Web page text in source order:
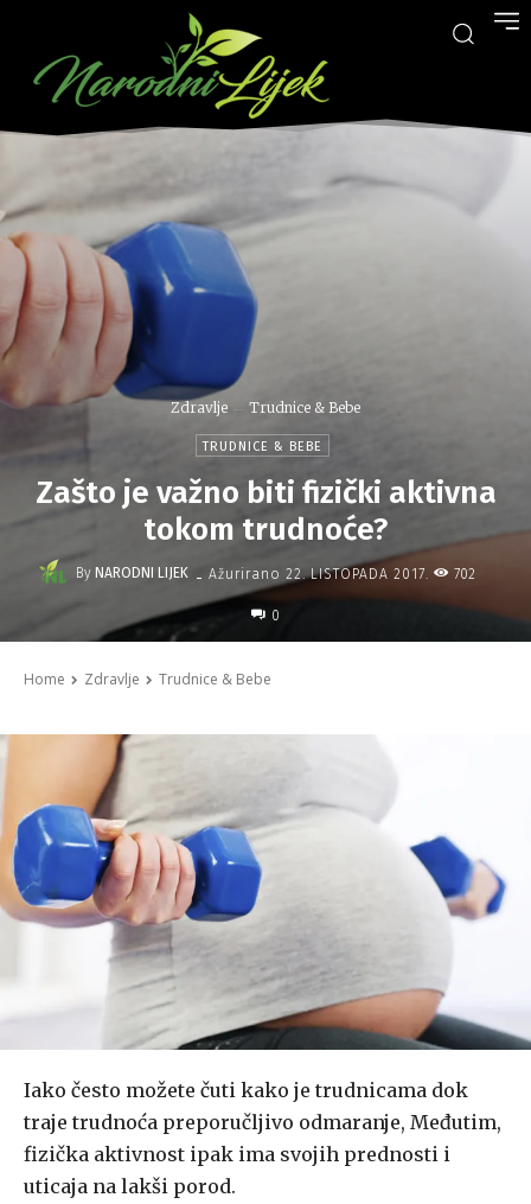
Zdravlje Trudnice & Bebe
TRUDNICE & BEBE
Zašto je važno biti fizički aktivna
tokom trudnoće?
By NARODNI LIJEK - Ažurirano 22. LISTOPADA 2017. 702
0
Home Zdravlje Trudnice & Bebe
Iako često možete čuti kako je trudnicama dok
traje trudnoća preporučljivo odmaranje, Međutim,
fizička aktivnost ipak ima svojih prednosti i
uticaja na lakši porod.